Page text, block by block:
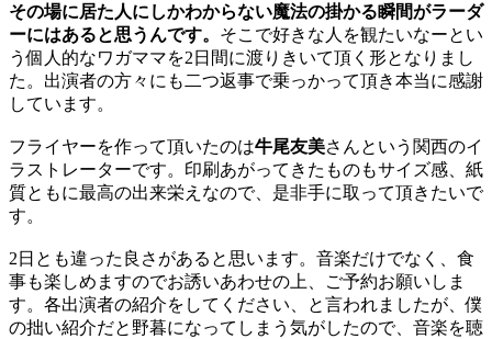
その場に居た人にしかわからない魔法の掛かる瞬間がラーダ
ーにはあると思うんです。 そこで好きな人を観たいなーとい
う個人的なワガママを2日間に渡りきいて頂く形となりまし
た。出演者の方々にも二つ返事で乗っかって頂き本当に感謝
しています。
フライヤーを作って頂いたのは牛尾友美さんという関西のイ
ラスト レーターです。印刷あがってきたものもサイズ感、 紙
質ともに最高の出来栄えなので、是非手に取って頂きたいで
す。
2日とも違った良さがあると思います。音楽だけでなく、食
事も楽しめますのでお誘いあわせの上、
ご予約お願いしま
す。各出演者の紹介をしてください、と言われましたが、僕
の拙い紹介だと野暮になってしまう気がしたので、 音楽を聴